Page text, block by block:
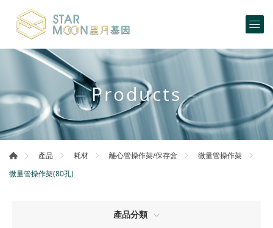
Products
產品 耗材 離心管操作架/保存盒
微量管操作架
微量管操作架(80孔)
產品分類